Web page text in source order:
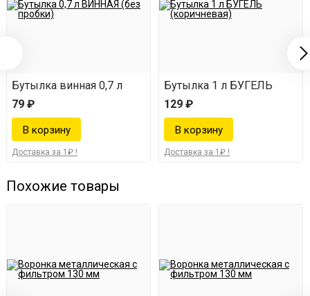
Бутылка винная 0,7 л
79 ₽
Доставка за 1₽ !
Бутылка 1 л БУГЕЛЬ
129 ₽
Доставка за 1₽ !
Похожие товары